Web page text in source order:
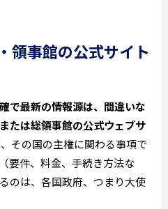
領事館の公式サイト
で最新の情報源は、間違いな
たは総領事館の公式ウェブサ
その国の主権に関わる事項で
要件、料金、手続き方法な
のは、各国政府、つまり大使